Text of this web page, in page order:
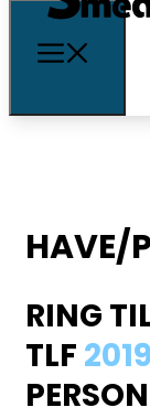
HAVE/
RING
TLF